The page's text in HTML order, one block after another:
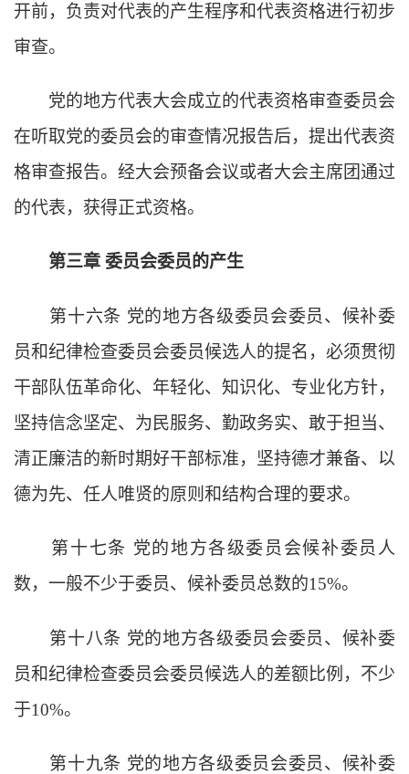
开前，负责对代表的产生程序和代表资格进行初步
审查。
党的地方代表大会成立的代表资格审查委员会
在听取党的委员会的审查情况报告后，提出代表资
格审查报告。经大会预备会议或者大会主席团通过
的代表，获得正式资格。
第三章 委员会委员的产生
第十六条 党的地方各级委员会委员、候补委
员和纪律检查委员会委员候选人的提名，必须贯彻
干部队伍革命化、年轻化、知识化、专业化方针，
坚持信念坚定、为民服务、勤政务实、敢于担当、
清正廉洁的新时期好干部标准，坚持德才兼备、以
德为先、任人唯贤的原则和结构合理的要求。
第十七条 党的地方各级委员会候补委员人
数，一般不少于委员、候补委员总数的15%。
第十八条 党的地方各级委员会委员、候补委
员和纪律检查委员会委员候选人的差额比例，不少
于10%。
第十九条 党的地方各级委员会委员、候补委